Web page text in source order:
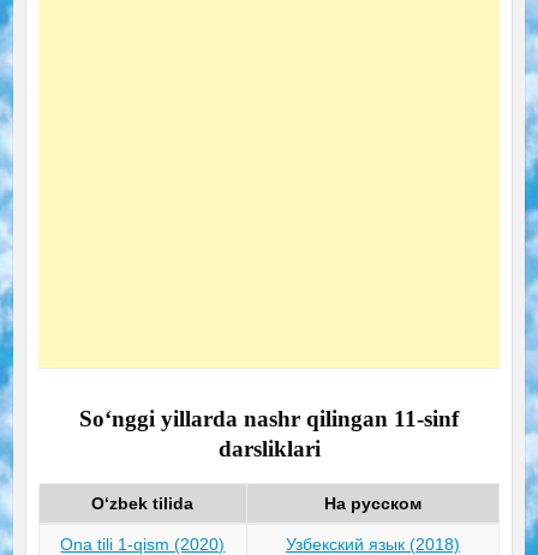
So‘nggi yillarda nashr qilingan 11-sinf
darsliklari
O‘zbek tilida На русском
Ona tili 1-qism (2020)
Узбекский язык (2018)